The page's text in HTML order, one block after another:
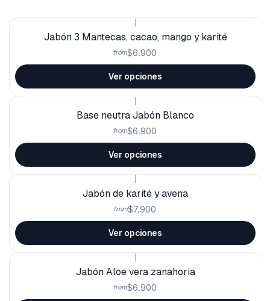
Jabón 3 Mantecas, cacao, mango y karité
from$6.900
Ver opciones
Base neutra Jabón Blanco
from$6.900
Ver opciones
Jabón de karité y avena
from$7.900
Ver opciones
Jabón Aloe vera zanahoria
from$6.900